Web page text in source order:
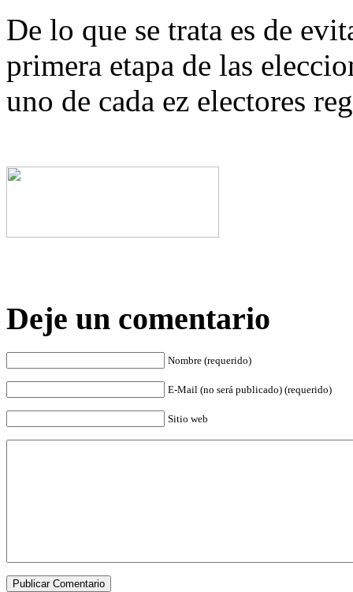
De lo que se trata es de
primera etapa de las
uno de cada ez electores
Deje un comentario
Nombre (requerido)
E-Mail (no será publicado) (requerido)
Sitio web